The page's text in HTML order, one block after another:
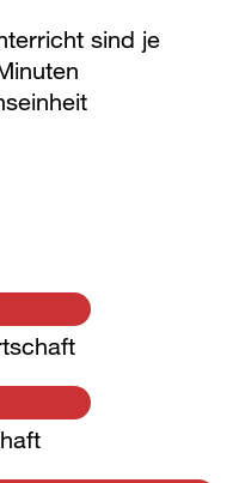
sind je